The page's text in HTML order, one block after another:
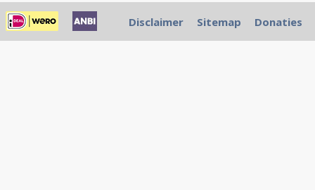
Disclaimer Sitemap Donaties